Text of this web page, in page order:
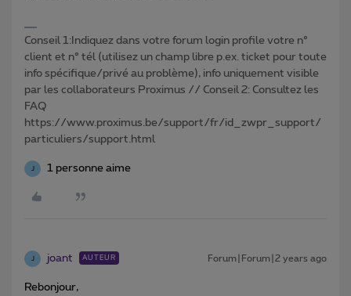
Conseil 1:Indiquez dans votre forum login profile votre n°
client et n° tél (utilisez un champ libre p.ex. ticket pour toute
info spécifique/privé au problème), info uniquement visible
par les collaborateurs Proximus // Conseil 2: Consultez les
FAQ
https://www.proximus.be/support/fr/id_zwpr_support/
particuliers/support.html
1 personne aime
joant AUTEUR Forum|Forum|2 years ago
Rebonjour,